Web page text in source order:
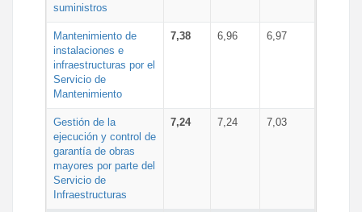
suministros
Mantenimiento de
instalaciones e
infraestructuras por el
Servicio de
Mantenimiento
7,38 6,96 6,97
Gestión de la
ejecución y control de
garantía de obras
mayores por parte del
Servicio de
Infraestructuras
7,24 7,24 7,03